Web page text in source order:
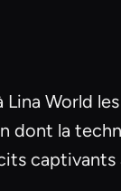
World
dont la
captivants